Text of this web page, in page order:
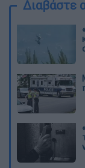
Διαβάστε